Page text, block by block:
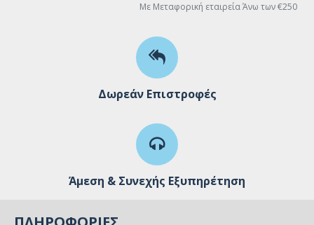
Με Μεταφορική εταιρεία Άνω των €250
Δωρεάν Επιστροφές
Άμεση & Συνεχής Εξυπηρέτηση